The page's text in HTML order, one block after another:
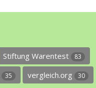
Stiftung Warentest 83
35 vergleich.org 30